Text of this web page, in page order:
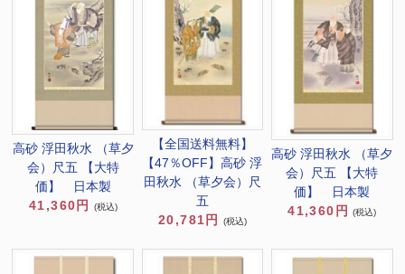
高砂 浮田秋水 （草夕
会）尺五 【大特
価】 日本製
41,360円
(税込)
【全国送料無料】
【47％OFF】高砂 浮
田秋水 （草夕会）尺
五
20,781円
(税込)
高砂 浮田秋水 （草夕
会）尺五 【大特
価】 日本製
41,360円
(税込)